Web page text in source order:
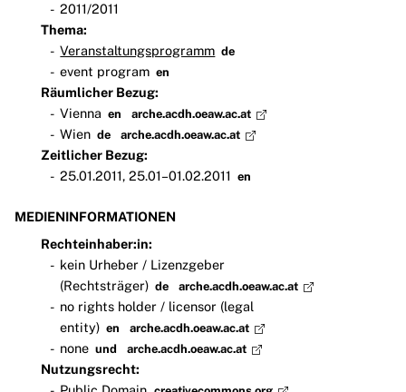
2011/2011
Thema:
Veranstaltungsprogramm de
event program en
Räumlicher Bezug:
Vienna en arche.acdh.oeaw.ac.at
Wien de arche.acdh.oeaw.ac.at
Zeitlicher Bezug:
25.01.2011, 25.01–01.02.2011 en
MEDIENINFORMATIONEN
Rechteinhaber:in:
kein Urheber / Lizenzgeber
(Rechtsträger) de arche.acdh.oeaw.ac.at
no rights holder / licensor (legal
entity) en arche.acdh.oeaw.ac.at
none und arche.acdh.oeaw.ac.at
Nutzungsrecht: